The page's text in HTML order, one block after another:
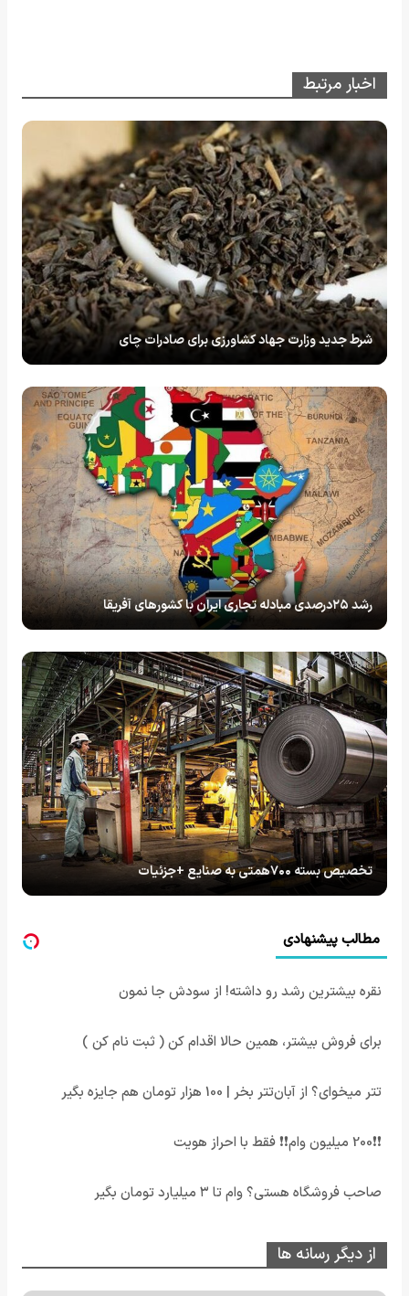
اخبار مرتبط
شرط جدید وزارت جهاد کشاورزی برای صادرات چای
رشد ۲۵درصدی مبادله تجاری ایران با کشورهای آفریقا
تخصیص بسته ۷۰۰همتی به صنایع +جزئیات
مطالب پیشنهادی
نقره بیشترین رشد رو داشته! از سودش جا نمون
برای فروش بیشتر، همین حالا اقدام کن ( ثبت نام کن )
تتر میخوای؟ از آبان‌تتر بخر | 100 هزار تومان هم جایزه بگیر
❗❗200 میلیون وام❗❗ فقط با احراز هویت
صاحب فروشگاه هستی؟ وام تا ۳ میلیارد تومان بگیر
از دیگر رسانه ها